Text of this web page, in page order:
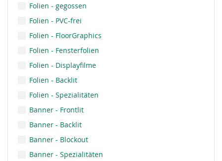
Folien - gegossen
Folien - PVC-frei
Folien - FloorGraphics
Folien - Fensterfolien
Folien - Displayfilme
Folien - Backlit
Folien - Spezialitäten
Banner - Frontlit
Banner - Backlit
Banner - Blockout
Banner - Spezialitäten